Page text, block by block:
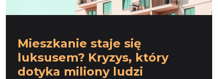
Mieszkanie staje się
luksusem? Kryzys, który
dotyka miliony ludzi